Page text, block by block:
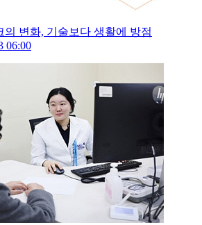
의 변화, 기술보다 생활에 방점
06:00